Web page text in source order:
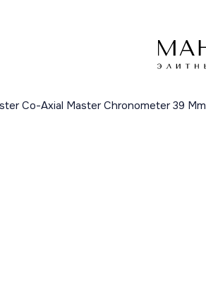
Co-Axial Master Chronometer 39 Mm